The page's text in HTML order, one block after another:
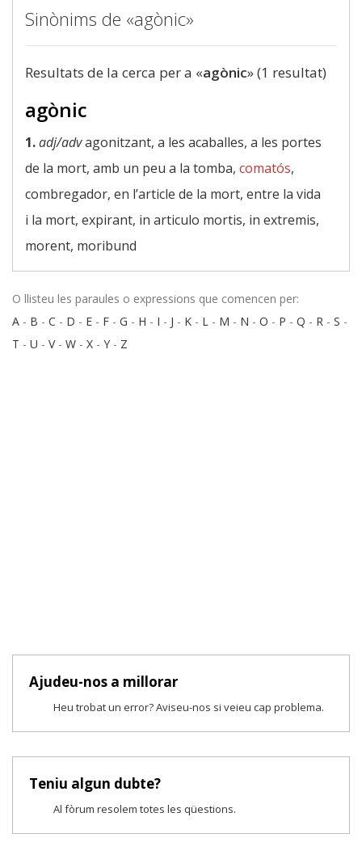
Sinònims de «agònic»
Resultats de la cerca per a «agònic» (1 resultat)
agònic
1.adj/advagonitzant, a les acaballes, a les portes
de la mort, amb un peu a la tomba, comatós,
combregador, en l’article de la mort, entre la vida
i la mort, expirant, in articulo mortis, in extremis,
morent, moribund
O llisteu les paraules o expressions que comencen per:
A - B - C - D - E - F - G - H - I - J - K - L - M - N - O - P - Q - R - S -
T - U - V- W - X - Y - Z
Ajudeu-nos a millorar
Heu trobat un error? Aviseu-nos si veieu cap problema.
Teniu algun dubte?
Al fòrum resolem totes les qüestions.